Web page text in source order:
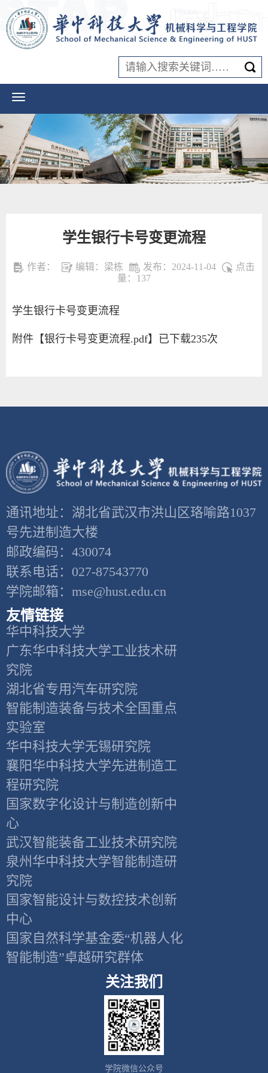
学生银行卡号变更流程
作者： 编辑：梁栋 发布：2024-11-04
点击
量：
137
学生银行卡号变更流程
附件【银行卡号变更流程.pdf】已下载235次
通讯地址：湖北省武汉市洪山区珞喻路1037
号先进制造大楼
邮政编码：430074
联系电话：027-87543770
学院邮箱：mse@hust.edu.cn
友情链接
华中科技大学
广东华中科技大学工业技术研
究院
湖北省专用汽车研究院
智能制造装备与技术全国重点
实验室
华中科技大学无锡研究院
襄阳华中科技大学先进制造工
程研究院
国家数字化设计与制造创新中
心
武汉智能装备工业技术研究院
泉州华中科技大学智能制造研
究院
国家智能设计与数控技术创新
中心
国家自然科学基金委“机器人化
智能制造”卓越研究群体
关注我们
学院微信公众号